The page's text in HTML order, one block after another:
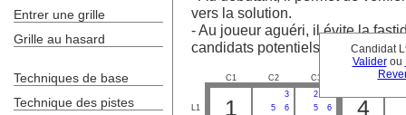
Candidat
Validerou
vers la solution.
- Au joueur aguéri, il évite la
candidats potentiels.
C1 C2 C3
L1 1
3
5
6
2
5
6
4
Entrer une grille
Grille au hasard
Techniques de base
Technique des pistes